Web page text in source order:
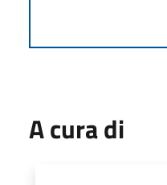
A cura di